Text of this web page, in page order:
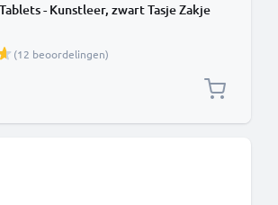
- Kunstleer, zwart Tasje Zakje
(12 beoordelingen)